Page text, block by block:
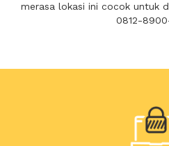
merasa lokasi ini cocok untuk
0812-